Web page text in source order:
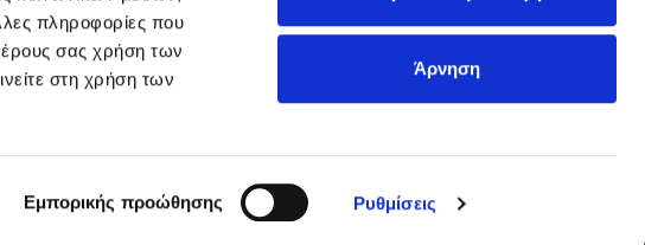
πληροφορίες που
σας χρήση των
στη χρήση των
Εμπορικής προώθησης Ρυθμίσεις
Άρνηση
by